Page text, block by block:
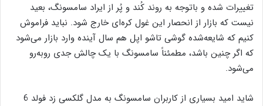
تغییرات شده و باتوجه به روند کُند و پُر از ایراد سامسونگ، بعید
نیست که بازار از انحصار این غول کره‌ای خارج شود. نباید فراموش
کنیم که شایعه‌شده گوشی تاشو اپل هم سال آینده وارد بازار می‌شود
که اگر چنین باشد، مطمئناً سامسونگ با یک چالش جدی روبه‌رو
می‌شود.
شاید امید بسیاری از کاربران سامسونگ به مدل گلکسی زد فولد 6